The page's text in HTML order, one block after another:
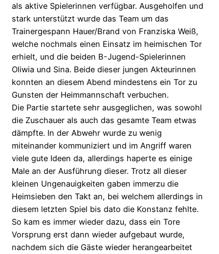
als aktive Spielerinnen verfügbar. Ausgeholfen und
stark unterstützt wurde das Team um das
Trainergespann Hauer/Brand von Franziska Weiß,
welche nochmals einen Einsatz im heimischen Tor
erhielt, und die beiden B-Jugend-Spielerinnen
Oliwia und Sina. Beide dieser jungen Akteurinnen
konnten an diesem Abend mindestens ein Tor zu
Gunsten der Heimmannschaft verbuchen.
Die Partie startete sehr ausgeglichen, was sowohl
die Zuschauer als auch das gesamte Team etwas
dämpfte. In der Abwehr wurde zu wenig
miteinander kommuniziert und im Angriff waren
viele gute Ideen da, allerdings haperte es einige
Male an der Ausführung dieser. Trotz all dieser
kleinen Ungenauigkeiten gaben immerzu die
Heimsieben den Takt an, bei welchem allerdings in
diesem letzten Spiel bis dato die Konstanz fehlte.
So kam es immer wieder dazu, dass ein Tore
Vorsprung erst dann wieder aufgebaut wurde,
nachdem sich die Gäste wieder herangearbeitet